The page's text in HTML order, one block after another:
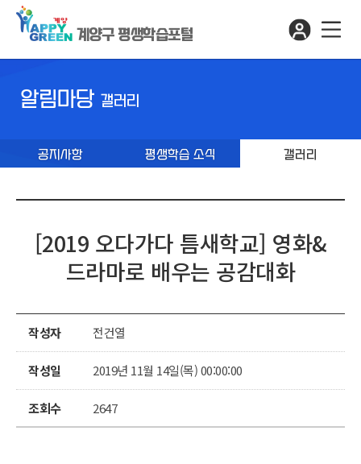
계양구 평생학습포털
알림마당 갤러리
공지사항 평생학습 소식 갤러리
[2019 오다가다 틈새학교] 영화&
드라마로 배우는 공감대화
작성자 전건열
작성일 2019년 11월 14일(목) 00:00:00
조회수 2647